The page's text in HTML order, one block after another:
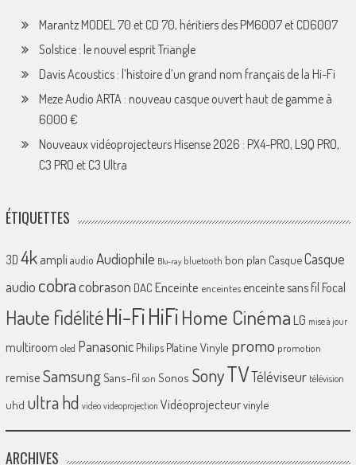
Marantz MODEL 70 et CD 70, héritiers des PM6007 et CD6007
Solstice : le nouvel esprit Triangle
Davis Acoustics : l’histoire d’un grand nom français de la Hi-Fi
Meze Audio ARTA : nouveau casque ouvert haut de gamme à
6000 €
Nouveaux vidéoprojecteurs Hisense 2026 : PX4-PRO, L9Q PRO,
C3 PRO et C3 Ultra
ÉTIQUETTES
3D 4k ampliaudio Audiophile Blu-ray bluetooth bon plan CasqueCasque
audio cobracobrason DAC Enceinte enceintes enceinte sans fil Focal
Haute fidélitéHi-FiHiFiHome Cinéma LG mise à jour
multiroom oled Panasonic Philips Platine Vinyle promo promotion
remiseSamsungSans-fil son Sonos SonyTVTéléviseur télévision
uhd ultra hd video videoprojection Vidéoprojecteurvinyle
ARCHIVES